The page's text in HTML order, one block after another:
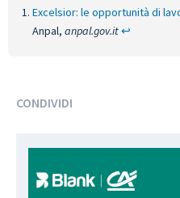
Excelsior: le opportunità di
Anpal, anpal.gov.it↩︎
CONDIVIDI